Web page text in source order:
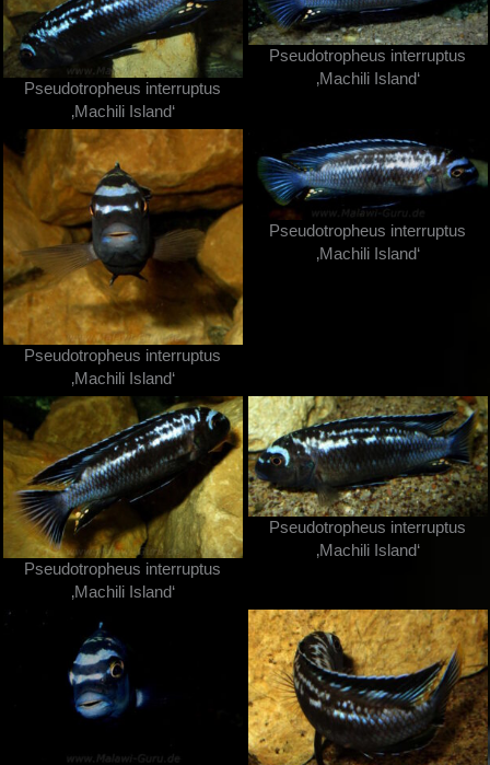
Pseudotropheus interruptus
‚Machili Island‘
Pseudotropheus interruptus
‚Machili Island‘
Pseudotropheus interruptus
‚Machili Island‘
Pseudotropheus interruptus
‚Machili Island‘
Pseudotropheus interruptus
‚Machili Island‘
Pseudotropheus interruptus
‚Machili Island‘